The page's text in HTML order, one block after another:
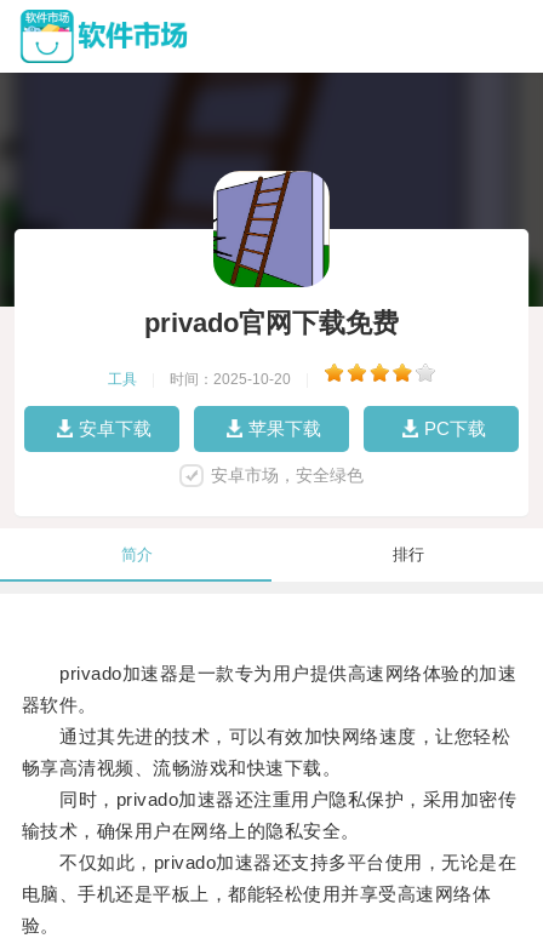
privado官网下载免费
工具 时间：2025-10-20
安卓下载 苹果下载 PC下载
安卓市场，安全绿色
简介 排行
privado加速器是一款专为用户提供高速网络体验的加速
器软件。
通过其先进的技术，可以有效加快网络速度，让您轻松
畅享高清视频、流畅游戏和快速下载。
同时，privado加速器还注重用户隐私保护，采用加密传
输技术，确保用户在网络上的隐私安全。
不仅如此，privado加速器还支持多平台使用，无论是在
电脑、手机还是平板上，都能轻松使用并享受高速网络体
验。